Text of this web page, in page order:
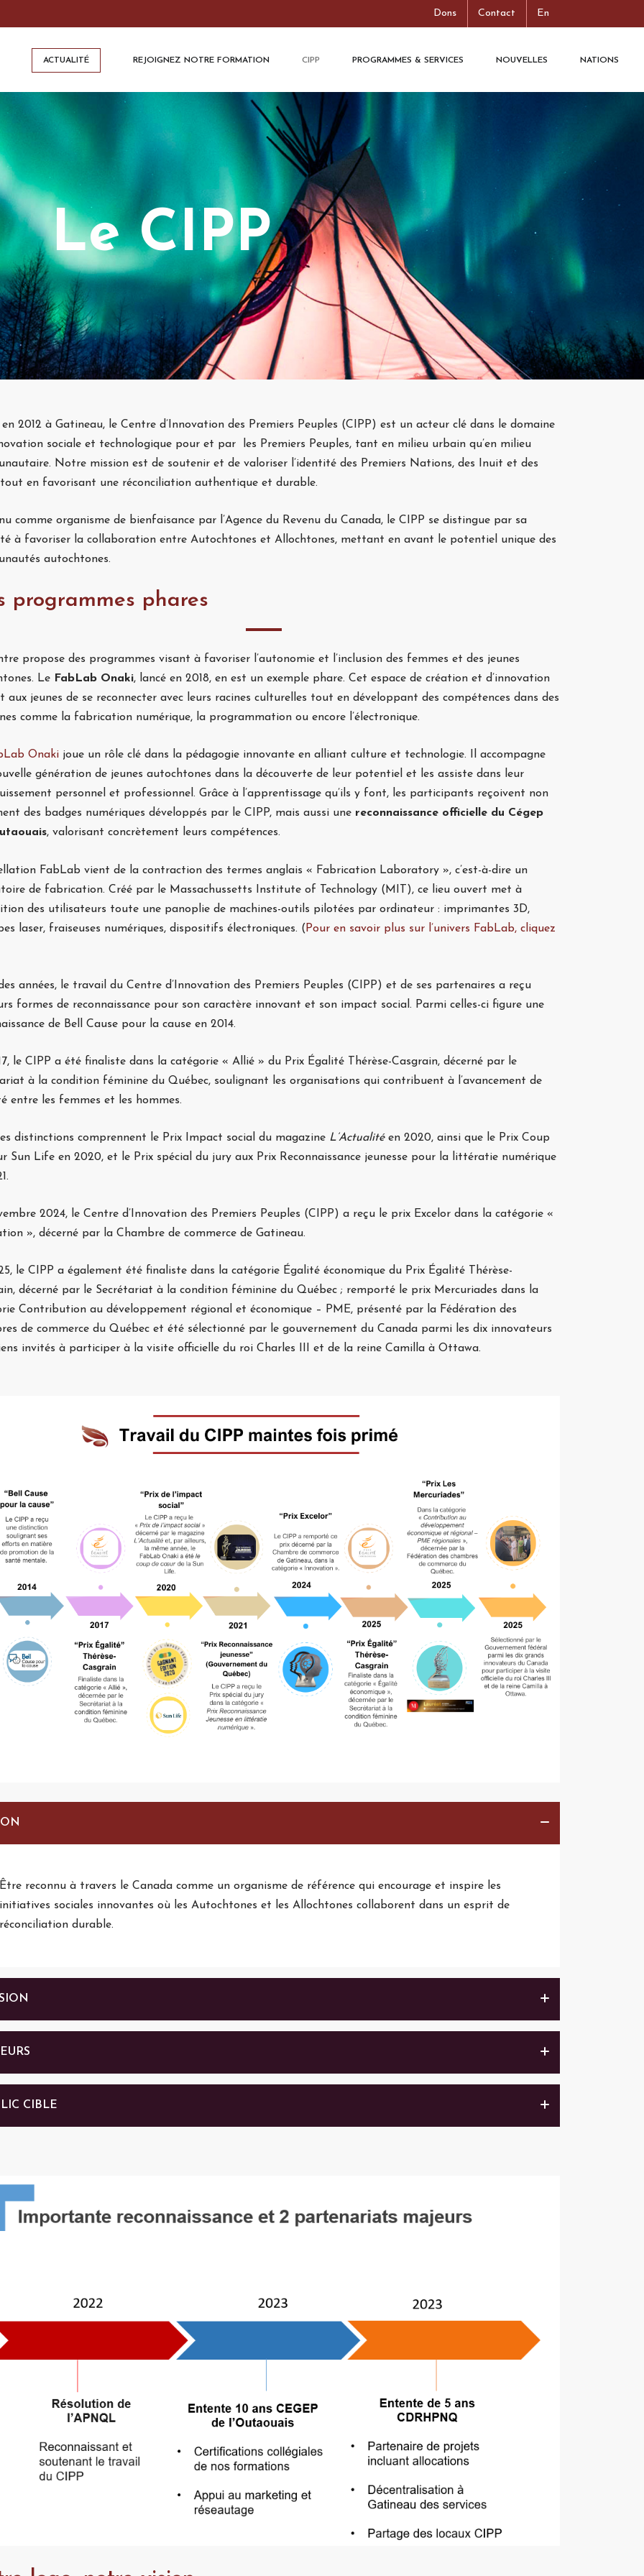
Dons Contact En
ACTUALITÉ REJOIGNEZ NOTRE FORMATION CIPP PROGRAMMES & SERVICES NOUVELLES NATIONS
Le CIPP
en 2012 à Gatineau, le Centre d’Innovation des Premiers Peuples (CIPP) est un acteur clé dans le domaine
sociale et technologique pour et par les Premiers Peuples, tant en milieu urbain qu’en milieu
Notre mission est de soutenir et de valoriser l’identité des Premiers Nations, des Inuit et des
en favorisant une réconciliation authentique et durable.
comme organisme de bienfaisance par l’Agence du Revenu du Canada, le CIPP se distingue par sa
à favoriser la collaboration entre Autochtones et Allochtones, mettant en avant le potentiel unique des
autochtones.
programmes phares
propose des programmes visant à favoriser l’autonomie et l’inclusion des femmes et des jeunes
Le FabLab Onaki, lancé en 2018, en est un exemple phare. Cet espace de création et d’innovation
aux jeunes de se reconnecter avec leurs racines culturelles tout en développant des compétences dans des
comme la fabrication numérique, la programmation ou encore l’électronique.
Onaki joue un rôle clé dans la pédagogie innovante en alliant culture et technologie. Il accompagne
génération de jeunes autochtones dans la découverte de leur potentiel et les assiste dans leur
personnel et professionnel. Grâce à l’apprentissage qu’ils y font, les participants reçoivent non
des badges numériques développés par le CIPP, mais aussi une reconnaissance officielle du Cégep
, valorisant concrètement leurs compétences.
FabLab vient de la contraction des termes anglais « Fabrication Laboratory », c’est-à-dire un
de fabrication. Créé par le Massachussetts Institute of Technology (MIT), ce lieu ouvert met à
des utilisateurs toute une panoplie de machines-outils pilotées par ordinateur : imprimantes 3D,
laser, fraiseuses numériques, dispositifs électroniques. ( Pour en savoir plus sur l’univers FabLab, cliquez
années, le travail du Centre d’Innovation des Premiers Peuples (CIPP) et de ses partenaires a reçu
formes de reconnaissance pour son caractère innovant et son impact social. Parmi celles-ci figure une
de Bell Cause pour la cause en 2014.
le CIPP a été finaliste dans la catégorie « Allié » du Prix Égalité Thérèse-Casgrain, décerné par le
à la condition féminine du Québec, soulignant les organisations qui contribuent à l’avancement de
entre les femmes et les hommes.
distinctions comprennent le Prix Impact social du magazine L’Actualitéen 2020, ainsi que le Prix Coup
Sun Life en 2020, et le Prix spécial du jury aux Prix Reconnaissance jeunesse pour la littératie numérique
2024, le Centre d’Innovation des Premiers Peuples (CIPP) a reçu le prix Excelor dans la catégorie «
», décerné par la Chambre de commerce de Gatineau.
le CIPP a également été finaliste dans la catégorie Égalité économique du Prix Égalité Thérèse-
décerné par le Secrétariat à la condition féminine du Québec ; remporté le prix Mercuriades dans la
Contribution au développement régional et économique – PME, présenté par la Fédération des
de commerce du Québec et été sélectionné par le gouvernement du Canada parmi les dix innovateurs
invités à participer à la visite officielle du roi Charles III et de la reine Camilla à Ottawa.
Être reconnu à travers le Canada comme un organisme de référence qui encourage et inspire les
initiatives sociales innovantes où les Autochtones et les Allochtones collaborent dans un esprit de
réconciliation durable.
CIBLE